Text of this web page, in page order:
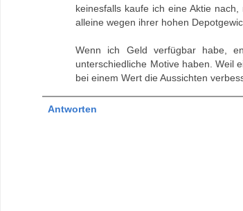
keinesfalls kaufe ich eine Aktie
alleine wegen ihrer hohen
Wenn ich Geld verfügbar habe,
unterschiedliche Motive haben. Weil
bei einem Wert die Aussichten
Antworten